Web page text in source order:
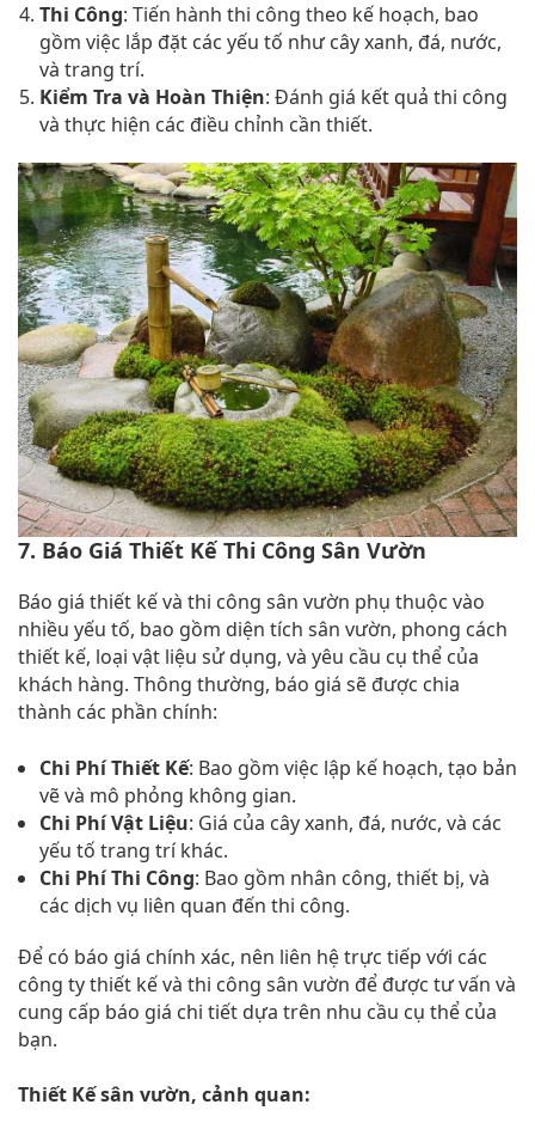
Thi Công: Tiến hành thi công theo kế hoạch, bao
gồm việc lắp đặt các yếu tố như cây xanh, đá, nước,
và trang trí.
Kiểm Tra và Hoàn Thiện: Đánh giá kết quả thi công
và thực hiện các điều chỉnh cần thiết.
7. Báo Giá Thiết Kế Thi Công Sân Vườn
Báo giá thiết kế và thi công sân vườn phụ thuộc vào
nhiều yếu tố, bao gồm diện tích sân vườn, phong cách
thiết kế, loại vật liệu sử dụng, và yêu cầu cụ thể của
khách hàng. Thông thường, báo giá sẽ được chia
thành các phần chính:
Chi Phí Thiết Kế: Bao gồm việc lập kế hoạch, tạo bản
vẽ và mô phỏng không gian.
Chi Phí Vật Liệu: Giá của cây xanh, đá, nước, và các
yếu tố trang trí khác.
Chi Phí Thi Công: Bao gồm nhân công, thiết bị, và
các dịch vụ liên quan đến thi công.
Để có báo giá chính xác, nên liên hệ trực tiếp với các
công ty thiết kế và thi công sân vườn để được tư vấn và
cung cấp báo giá chi tiết dựa trên nhu cầu cụ thể của
bạn.
Thiết Kế sân vườn, cảnh quan: